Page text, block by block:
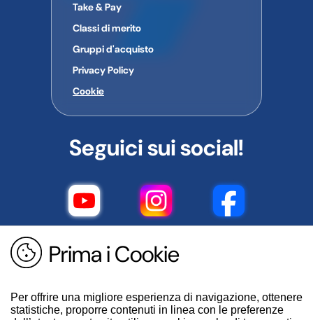
Prima i Cookie
Per offrire una migliore esperienza di navigazione, ottenere
statistiche, proporre contenuti in linea con le preferenze
Take & Pay
Classi di merito
Gruppi d'acquisto
Privacy Policy
Cookie
Seguici sui social!